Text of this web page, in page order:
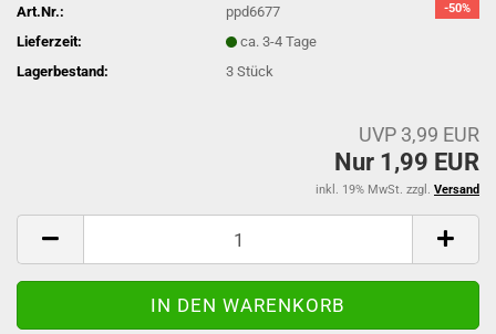
-50%
Art.Nr.:
ppd6677
Lieferzeit:
ca. 3-4 Tage
Lagerbestand:
3Stück
UVP 3,99 EUR
Nur 1,99 EUR
inkl. 19% MwSt. zzgl. Versand